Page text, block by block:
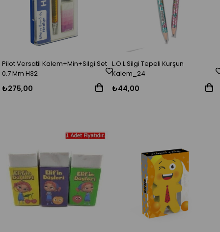
Pilot Versatil Kalem+Min+Silgi Set
0.7 Mm H32
₺275,00
L.O.L Silgi Tepeli Kurşun
Kalem_24
₺44,00